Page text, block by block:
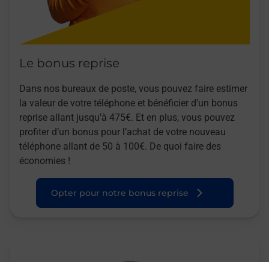
Le bonus reprise
Dans nos bureaux de poste, vous pouvez faire estimer
la valeur de votre téléphone et bénéficier d’un bonus
reprise allant jusqu’à 475€. Et en plus, vous pouvez
profiter d’un bonus pour l’achat de votre nouveau
téléphone allant de 50 à 100€. De quoi faire des
économies !
Opter pour notre bonus reprise